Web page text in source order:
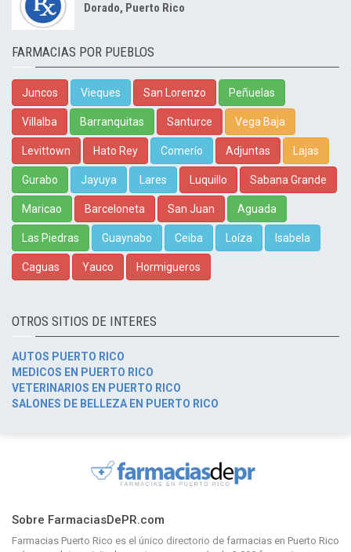
Dorado, Puerto Rico
FARMACIAS POR PUEBLOS
Juncos Vieques San Lorenzo Peñuelas
Villalba Barranquitas Santurce Vega Baja
Levittown Hato Rey Comerío Adjuntas Lajas
Gurabo Jayuya Lares Luquillo Sabana Grande
Maricao Barceloneta San Juan Aguada
Las Piedras Guaynabo Ceiba Loíza Isabela
Caguas Yauco Hormigueros
OTROS SITIOS DE INTERES
AUTOS PUERTO RICO
MEDICOS EN PUERTO RICO
VETERINARIOS EN PUERTO RICO
SALONES DE BELLEZA EN PUERTO RICO
Sobre FarmaciasDePR.com
Farmacias Puerto Rico es el único directorio de farmacias en Puerto Rico